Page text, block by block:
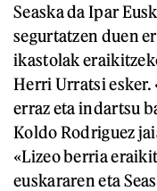
Seaska da Ipar
segurtatzen duen
ikastolak
Herri Urratsi esker.
erraz eta indartsu
Koldo Rodriguez
«Lizeo berria
euskararen eta